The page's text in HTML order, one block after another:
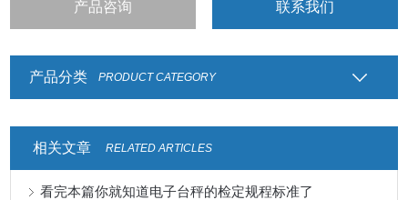
产品咨询 联系我们
产品分类 PRODUCT CATEGORY
相关文章 RELATED ARTICLES
看完本篇你就知道电子台秤的检定规程标准了